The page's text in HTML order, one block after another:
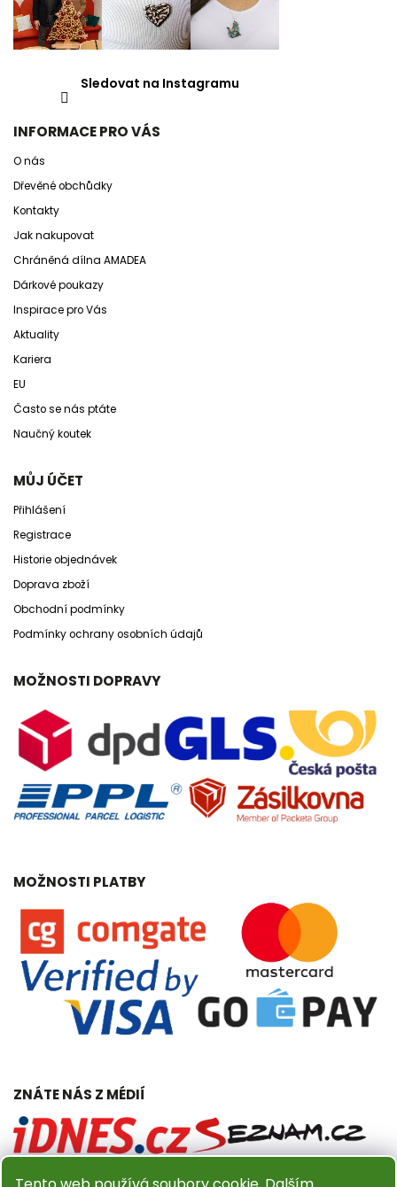
Sledovat na Instagramu
INFORMACE PRO VÁS
O nás
Dřevěné obchůdky
Kontakty
Jak nakupovat
Chráněná dílna AMADEA
Dárkové poukazy
Inspirace pro Vás
Aktuality
Kariera
EU
Často se nás ptáte
Naučný koutek
MŮJ ÚČET
Přihlášení
Registrace
Historie objednávek
Doprava zboží
Obchodní podmínky
Podmínky ochrany osobních údajů
MOŽNOSTI DOPRAVY
MOŽNOSTI PLATBY
ZNÁTE NÁS Z MÉDIÍ